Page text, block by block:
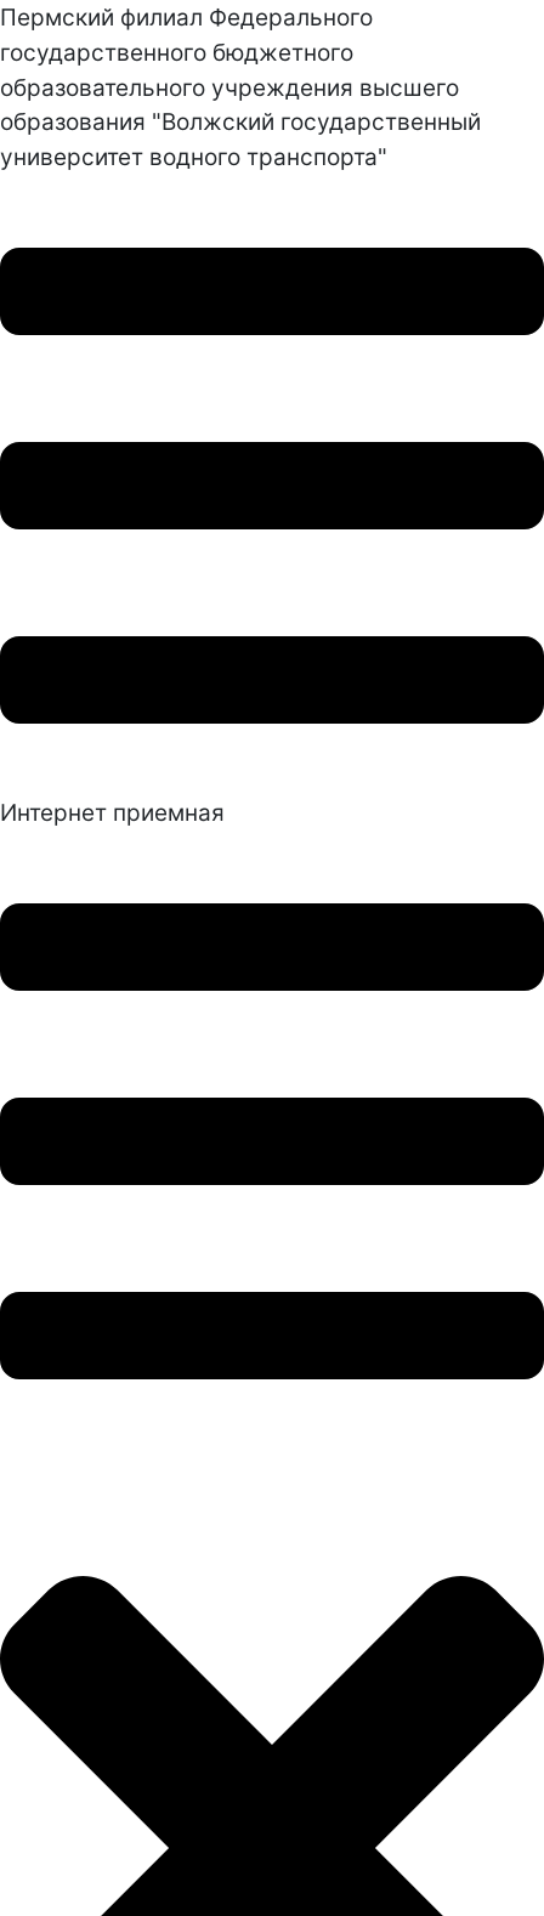
Пермский филиал Федерального
государственного бюджетного
образовательного учреждения высшего
образования "Волжский государственный
университет водного транспорта"
Интернет приемная